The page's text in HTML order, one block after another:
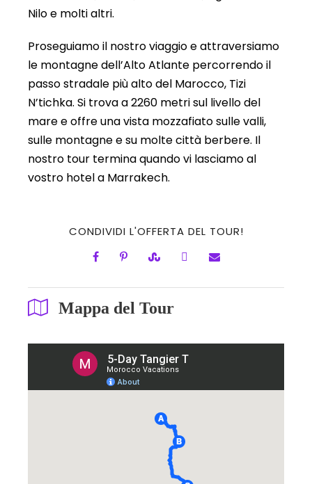
Nilo e molti altri.
Proseguiamo il nostro viaggio e attraversiamo
le montagne dell’Alto Atlante percorrendo il
passo stradale più alto del Marocco, Tizi
N’tichka. Si trova a 2260 metri sul livello del
mare e offre una vista mozzafiato sulle valli,
sulle montagne e su molte città berbere. Il
nostro tour termina quando vi lasciamo al
vostro hotel a Marrakech.
CONDIVIDI L'OFFERTA DEL TOUR!
Mappa del Tour